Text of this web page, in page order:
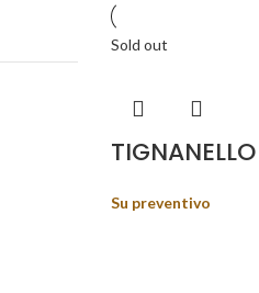
Sold out
Su preventivo